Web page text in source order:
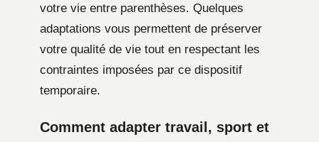
votre vie entre parenthèses. Quelques
adaptations vous permettent de préserver
votre qualité de vie tout en respectant les
contraintes imposées par ce dispositif
temporaire.
Comment adapter travail, sport et